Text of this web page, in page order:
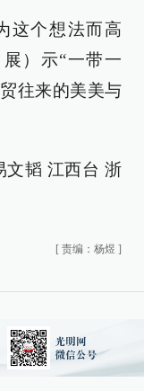
这个想法而高
）示“一带一
往来的美美与
文韬 江西台 浙
[ 责编：杨煜 ]